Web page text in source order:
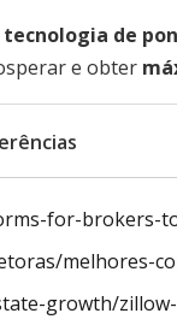
tecnologia de
e obter
for-brokers-
melhores-
growth/